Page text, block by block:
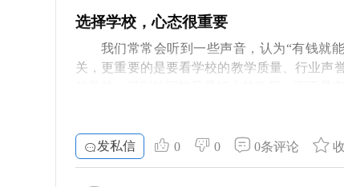
选择学校，心态很重要
我们常常会听到一些声音，认为“有钱就
关，更重要的是要看学校的教学质量、行业声
另一个常见的误解是“名校就是好学校”。
果。很多时候，学生在名校面临更大的压力，
发私信 0 0 0条评论